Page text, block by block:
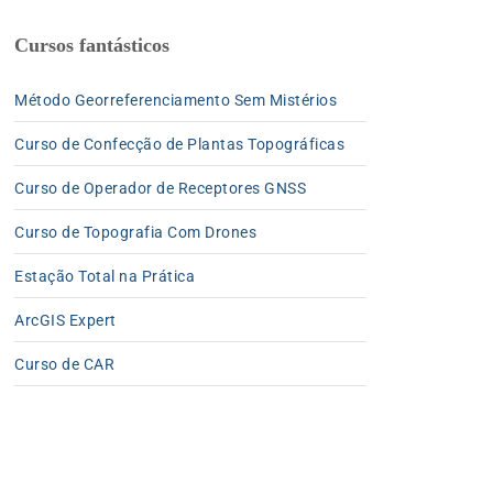
Cursos fantásticos
Método Georreferenciamento Sem Mistérios
Curso de Confecção de Plantas Topográficas
Curso de Operador de Receptores GNSS
Curso de Topografia Com Drones
Estação Total na Prática
ArcGIS Expert
Curso de CAR